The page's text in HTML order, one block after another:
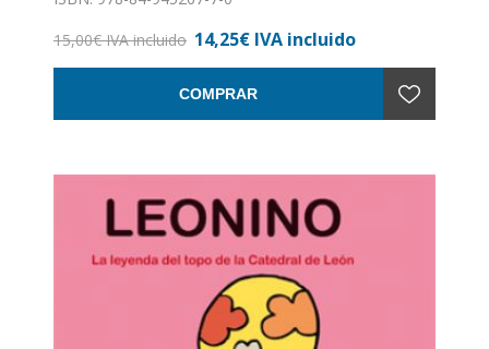
Nº de páginas: 68
15,00€ IVA incluido 14,25€ IVA incluido
COMPRAR